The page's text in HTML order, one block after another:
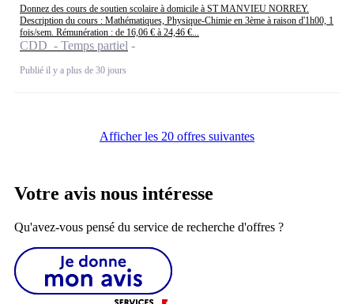
Donnez des cours de soutien scolaire à domicile à ST MANVIEU NORREY.
Description du cours : Mathématiques, Physique-Chimie en 3ème à raison d'1h00, 1
fois/sem. Rémunération : de 16,06 € à 24,46 €...
CDD - Temps partiel
Publié il y a plus de 30 jours
Afficher les 20 offres suivantes
Votre avis nous intéresse
Qu'avez-vous pensé du service de recherche d'offres ?